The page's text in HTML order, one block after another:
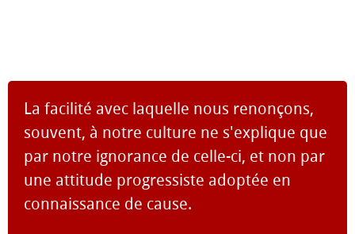
La facilité avec laquelle nous renonçons,
souvent, à notre culture ne s'explique que
par notre ignorance de celle-ci, et non par
une attitude progressiste adoptée en
connaissance de cause.